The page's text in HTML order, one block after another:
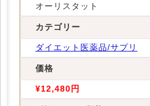
オーリスタット
カテゴリー
ダイエット医薬品/サプリ
価格
¥12,480円